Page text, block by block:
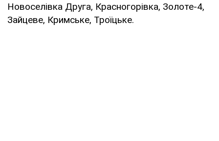
Новоселівка Друга, Красногорівка, Золоте-4,
Зайцеве, Кримське, Троїцьке.